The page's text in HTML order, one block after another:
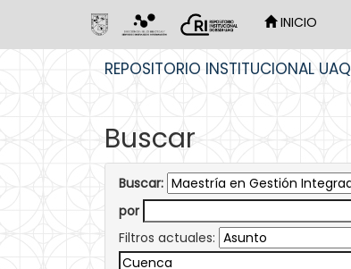
INICIO
REPOSITORIO INSTITUCIONAL UAQ
Buscar
Buscar:
por
Filtros actuales: